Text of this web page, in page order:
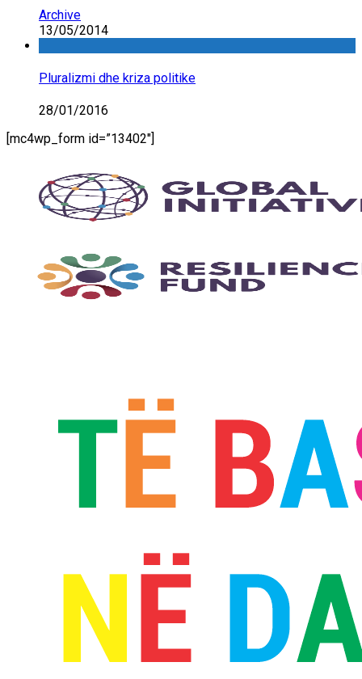
Archive
13/05/2014
Pluralizmi dhe kriza politike
28/01/2016
[mc4wp_form id=”13402″]